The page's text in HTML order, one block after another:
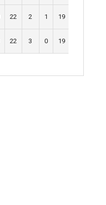
22 2 1 19
22 3 0 19